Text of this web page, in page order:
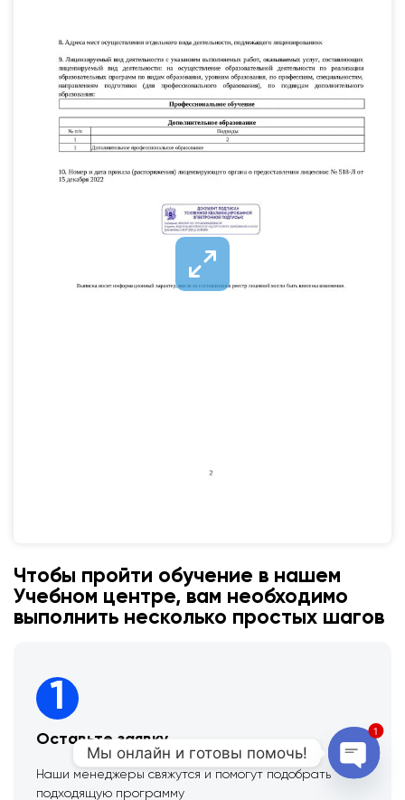
Чтобы пройти обучение в нашем
Учебном центре, вам необходимо
выполнить несколько простых шагов
1
Оставьте заявку
Наши менеджеры свяжутся и помогут подобрать
подходящую программу
Мы онлайн и готовы помочь!
1